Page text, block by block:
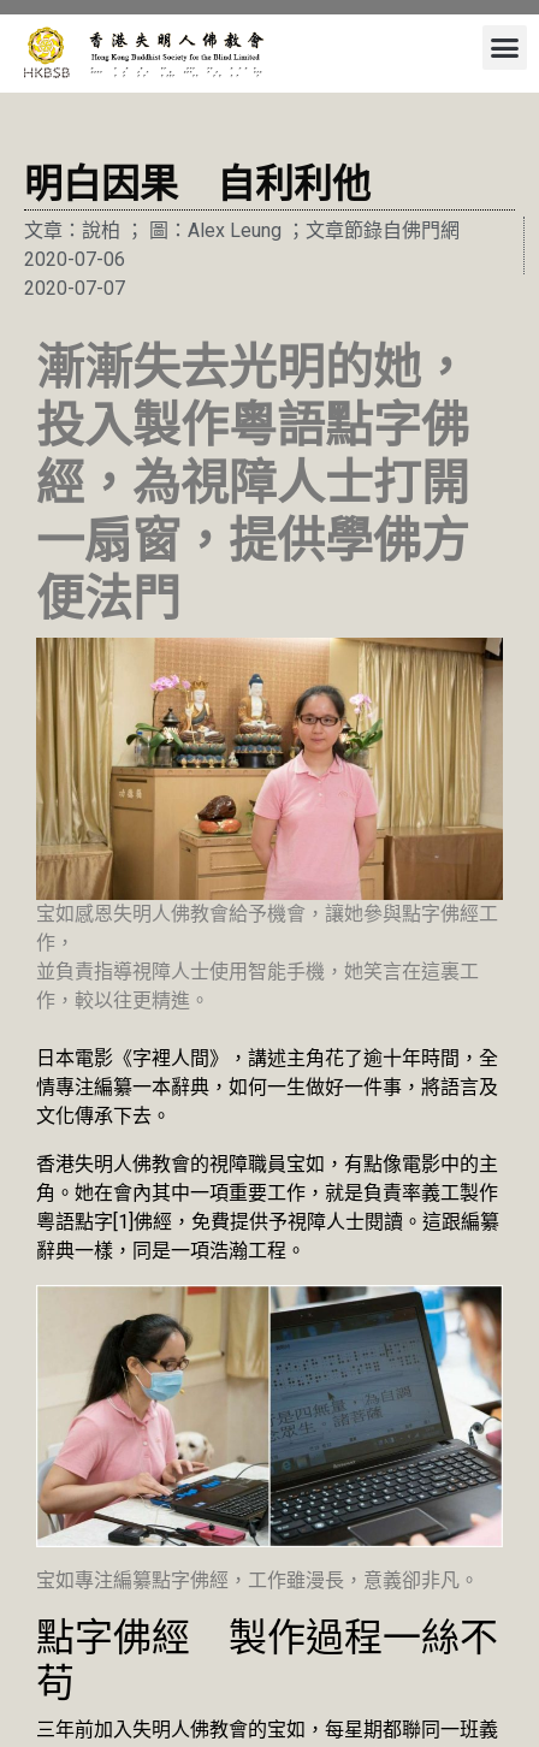
明白因果 自利利他
文章：說柏 ； 圖：Alex Leung ；文章節錄自佛門網
2020-07-06
2020-07-07
漸漸失去光明的她，
投入製作粵語點字佛
經， 為視障人士打開
一扇窗，提供學佛方
便法門
宝如感恩失明人佛教會給予機會，讓她參與點字佛經工
作，
並負責指導視障人士使用智能手機，她笑言在這裏工
作，較以往更精進。
日本電影《字裡人間》，講述主角花了逾十年時間，全
情專注編纂一本辭典，如何一生做好一件事，將語言及
文化傳承下去。
香港失明人佛教會的視障職員宝如，有點像電影中的主
角。她在會內其中一項重要工作，就是負責率義工製作
粵語點字[1]佛經，免費提供予視障人士閱讀。這跟編纂
辭典一樣，同是一項浩瀚工程。
宝如專注編纂點字佛經，工作雖漫長，意義卻非凡。
點字佛經 製作過程一絲不
苟
三年前加入失明人佛教會的宝如，每星期都聯同一班義